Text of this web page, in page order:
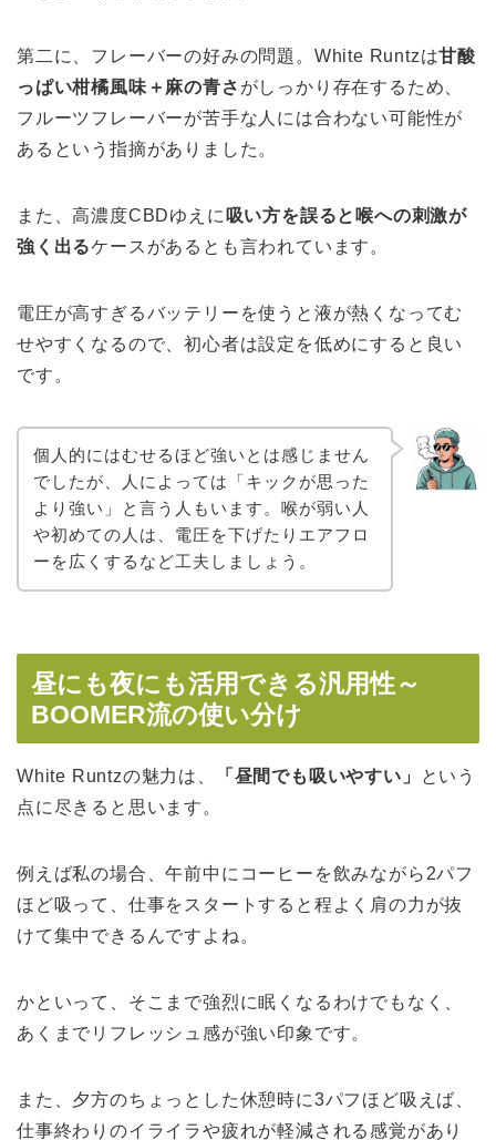
第二に、フレーバーの好みの問題。White Runtzは甘酸
っぱい柑橘風味＋麻の青さ がしっかり存在するため、
フルーツフレーバーが苦手な人には合わない可能性が
あるという指摘がありました。
また、高濃度CBDゆえに 吸い方を誤ると喉への刺激が
強く出るケースがあるとも言われています。
電圧が高すぎるバッテリーを使うと液が熱くなってむ
せやすくなるので、初心者は設定を低めにすると良い
です。
個人的にはむせるほど強いとは感じません
でしたが、人によっては「キックが思った
より強い」と言う人もいます。喉が弱い人
や初めての人は、電圧を下げたりエアフロ
ーを広くするなど工夫しましょう。
昼にも夜にも活用できる汎用性～
BOOMER流の使い分け
White Runtzの魅力は、 「昼間でも吸いやすい」
という
点に尽きると思います。
例えば私の場合、午前中にコーヒーを飲みながら2パフ
ほど吸って、仕事をスタートすると程よく肩の力が抜
けて集中できるんですよね。
かといって、そこまで強烈に眠くなるわけでもなく、
あくまでリフレッシュ感が強い印象です。
また、夕方のちょっとした休憩時に3パフほど吸えば、
仕事終わりのイライラや疲れが軽減される感覚があり